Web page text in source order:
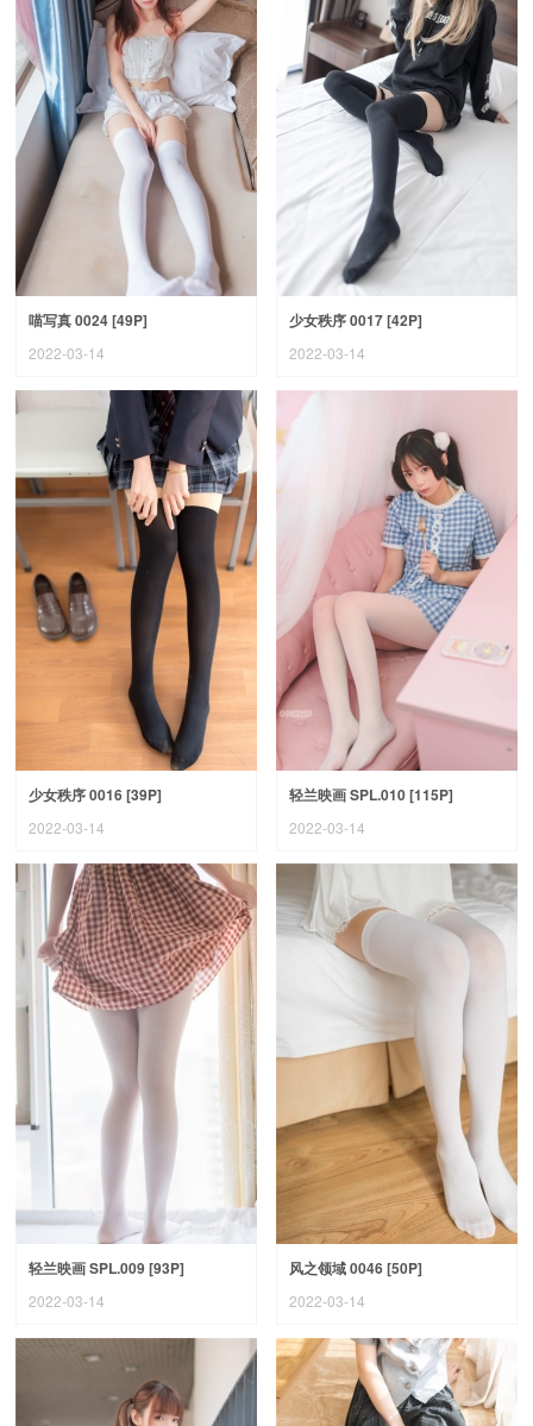
喵写真 0024 [49P]
2022-03-14
少女秩序 0017 [42P]
2022-03-14
少女秩序 0016 [39P]
2022-03-14
轻兰映画 SPL.010 [115P]
2022-03-14
轻兰映画 SPL.009 [93P]
2022-03-14
风之领域 0046 [50P]
2022-03-14